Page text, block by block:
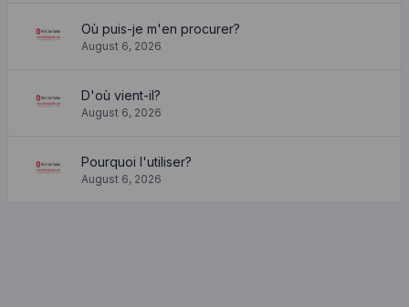
Où puis-je m'en procurer?
August 6, 2026
D'où vient-il?
August 6, 2026
Pourquoi l'utiliser?
August 6, 2026